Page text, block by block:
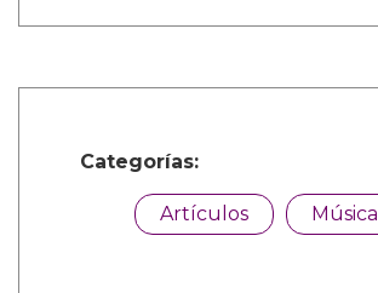
Categorías:
Artículos Música